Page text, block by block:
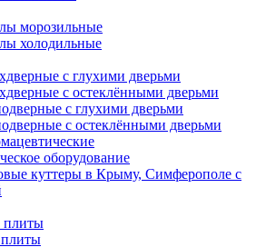
морозильные
холодильные
с глухими дверьми
с остеклёнными дверьми
с глухими дверьми
с остеклёнными дверьми
оборудование
куттеры в Крыму, Симферополе с
плиты
плиты